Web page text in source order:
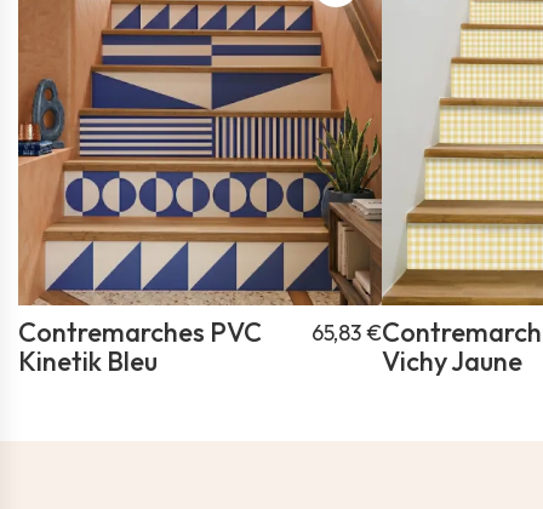
Contremarches PVC
Kinetik Bleu
65,83 €
Vichy Jaune